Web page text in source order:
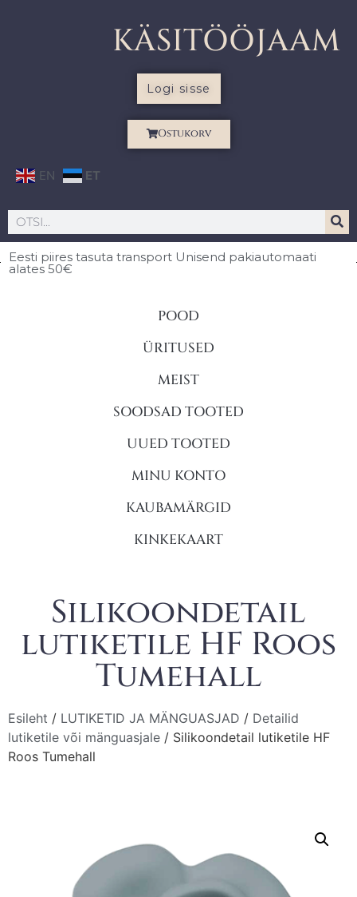
KÄSITÖÖJAAM
Logi sisse
Ostukorv
EN ET
Eesti piires tasuta transport Unisend pakiautomaati
alates 50€
POOD
ÜRITUSED
MEIST
SOODSAD TOOTED
UUED TOOTED
MINU KONTO
KAUBAMÄRGID
KINKEKAART
Silikoondetail
lutiketile HF Roos
Tumehall
Esileht / LUTIKETID JA MÄNGUASJAD / Detailid
lutiketile või mänguasjale / Silikoondetail lutiketile HF
Roos Tumehall